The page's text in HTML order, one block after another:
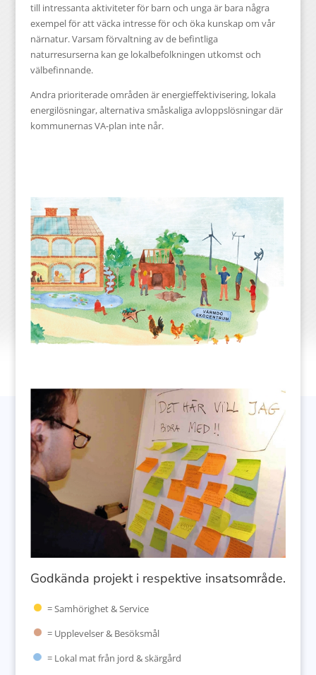
till intressanta aktiviteter för barn och unga är bara några
exempel för att väcka intresse för och öka kunskap om vår
närnatur. Varsam förvaltning av de befintliga
naturresurserna kan ge lokalbefolkningen utkomst och
välbefinnande.
Andra prioriterade områden är energieffektivisering, lokala
energilösningar, alternativa småskaliga avloppslösningar där
kommunernas VA-plan inte når.
Godkända projekt i respektive insatsområde.
= Samhörighet & Service
= Upplevelser & Besöksmål
= Lokal mat från jord & skärgård